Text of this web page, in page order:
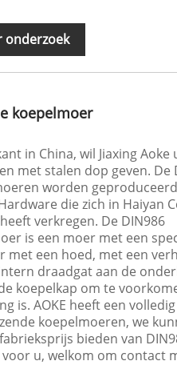
onderzoek
koepelmoer
in China, wil Jiaxing Aoke
met stalen dop geven. De
worden
die zich in Haiyan
verkregen. De DIN986
is een moer met een
met een hoed, met een
draadgat aan de
koepelkap om te
is. AOKE heeft een
koepelmoeren, we
bieden van
u, welkom om contact